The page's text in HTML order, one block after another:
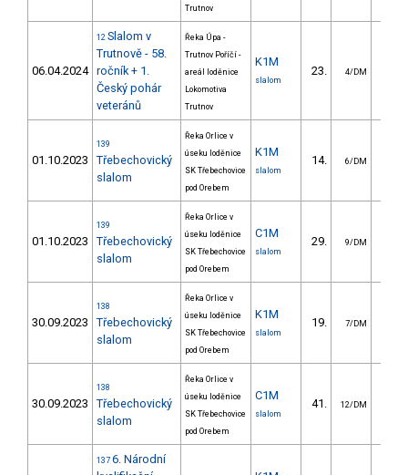
Trutnov
06.04.2024
12 Slalom v
Trutnově - 58.
ročník + 1.
Český pohár
veteránů
Řeka Úpa -
Trutnov Poříčí -
areál loděnice
Lokomotiva
Trutnov
K1M
slalom
23. 4/DM
01.10.2023
139
Třebechovický
slalom
Řeka Orlice v
úseku loděnice
SK Třebechovice
pod Orebem
K1M
slalom
14. 6/DM
01.10.2023
139
Třebechovický
slalom
Řeka Orlice v
úseku loděnice
SK Třebechovice
pod Orebem
C1M
slalom
29. 9/DM
30.09.2023
138
Třebechovický
slalom
Řeka Orlice v
úseku loděnice
SK Třebechovice
pod Orebem
K1M
slalom
19. 7/DM
30.09.2023
138
Třebechovický
slalom
Řeka Orlice v
úseku loděnice
SK Třebechovice
pod Orebem
C1M
slalom
41. 12/DM
137 6. Národní